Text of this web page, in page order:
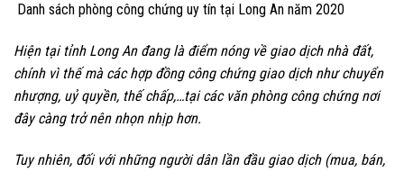
Danh sách phòng công chứng uy tín tại Long An năm 2020
Hiện tại tỉnh Long An đang là điểm nóng về giao dịch nhà đất,
chính vì thế mà các hợp đồng công chứng giao dịch như chuyển
nhượng, uỷ quyền, thế chấp,…tại các văn phòng công chứng nơi
đây càng trở nên nhọn nhịp hơn.
Tuy nhiên, đối với những người dân lần đầu giao dịch (mua, bán,